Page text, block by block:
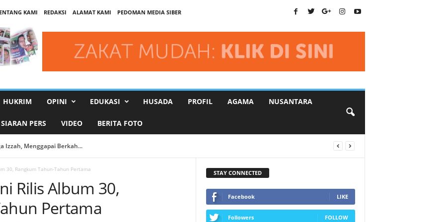
KAMI REDAKSI ALAMAT KAMI
PEDOMAN MEDIA SIBER
HUKRIM OPINI EDUKASI HUSADA PROFIL AGAMA NUSANTARA
SIARAN PERS VIDEO BERITA FOTO
Izzah, Menggapai Berkah...
Institutions Award 2026...
30, Rangkum Tahun-Tahun Pertama
Rilis Album 30,
Pertama
STAY CONNECTED
Facebook LIKE
Followers FOLLOW